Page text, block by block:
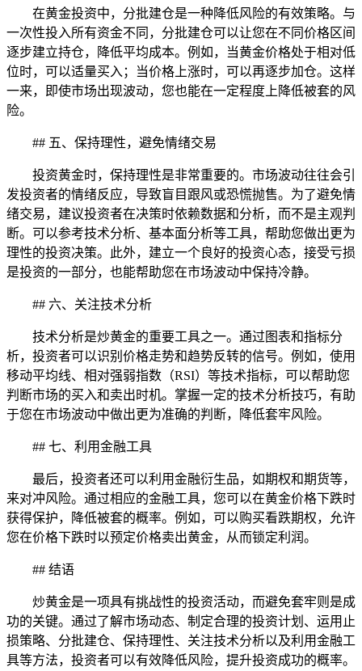
在黄金投资中，分批建仓是一种降低风险的有效策略。与
一次性投入所有资金不同，分批建仓可以让您在不同价格区间
逐步建立持仓，降低平均成本。例如，当黄金价格处于相对低
位时，可以适量买入；当价格上涨时，可以再逐步加仓。这样
一来，即使市场出现波动，您也能在一定程度上降低被套的风
险。
## 五、保持理性，避免情绪交易
投资黄金时，保持理性是非常重要的。市场波动往往会引
发投资者的情绪反应，导致盲目跟风或恐慌抛售。为了避免情
绪交易，建议投资者在决策时依赖数据和分析，而不是主观判
断。可以参考技术分析、基本面分析等工具，帮助您做出更为
理性的投资决策。此外，建立一个良好的投资心态，接受亏损
是投资的一部分，也能帮助您在市场波动中保持冷静。
## 六、关注技术分析
技术分析是炒黄金的重要工具之一。通过图表和指标分
析，投资者可以识别价格走势和趋势反转的信号。例如，使用
移动平均线、相对强弱指数（RSI）等技术指标，可以帮助您
判断市场的买入和卖出时机。掌握一定的技术分析技巧，有助
于您在市场波动中做出更为准确的判断，降低套牢风险。
## 七、利用金融工具
最后，投资者还可以利用金融衍生品，如期权和期货等，
来对冲风险。通过相应的金融工具，您可以在黄金价格下跌时
获得保护，降低被套的概率。例如，可以购买看跌期权，允许
您在价格下跌时以预定价格卖出黄金，从而锁定利润。
## 结语
炒黄金是一项具有挑战性的投资活动，而避免套牢则是成
功的关键。通过了解市场动态、制定合理的投资计划、运用止
损策略、分批建仓、保持理性、关注技术分析以及利用金融工
具等方法，投资者可以有效降低风险，提升投资成功的概率。